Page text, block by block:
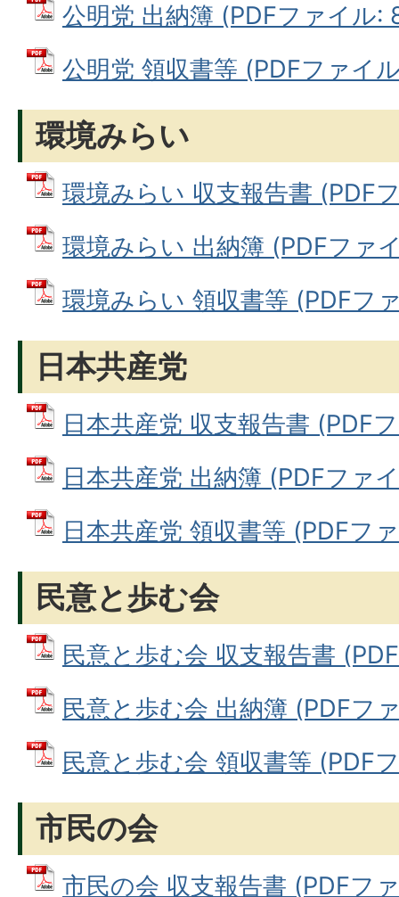
公明党 出納簿 (PDFファイル:
公明党 領収書等 (PDFファイ
環境みらい
環境みらい 収支報告書 (PDF
環境みらい 出納簿 (PDFファ
環境みらい 領収書等 (PDFフ
日本共産党
日本共産党 収支報告書 (PDF
日本共産党 出納簿 (PDFファ
日本共産党 領収書等 (PDFフ
民意と歩む会
民意と歩む会 収支報告書
民意と歩む会 出納簿 (PDFフ
民意と歩む会 領収書等 (PDF
市民の会
市民の会 収支報告書 (PDFフ